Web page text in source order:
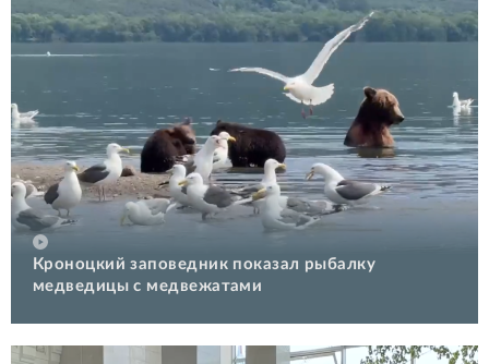
Кроноцкий заповедник показал рыбалку
медведицы с медвежатами